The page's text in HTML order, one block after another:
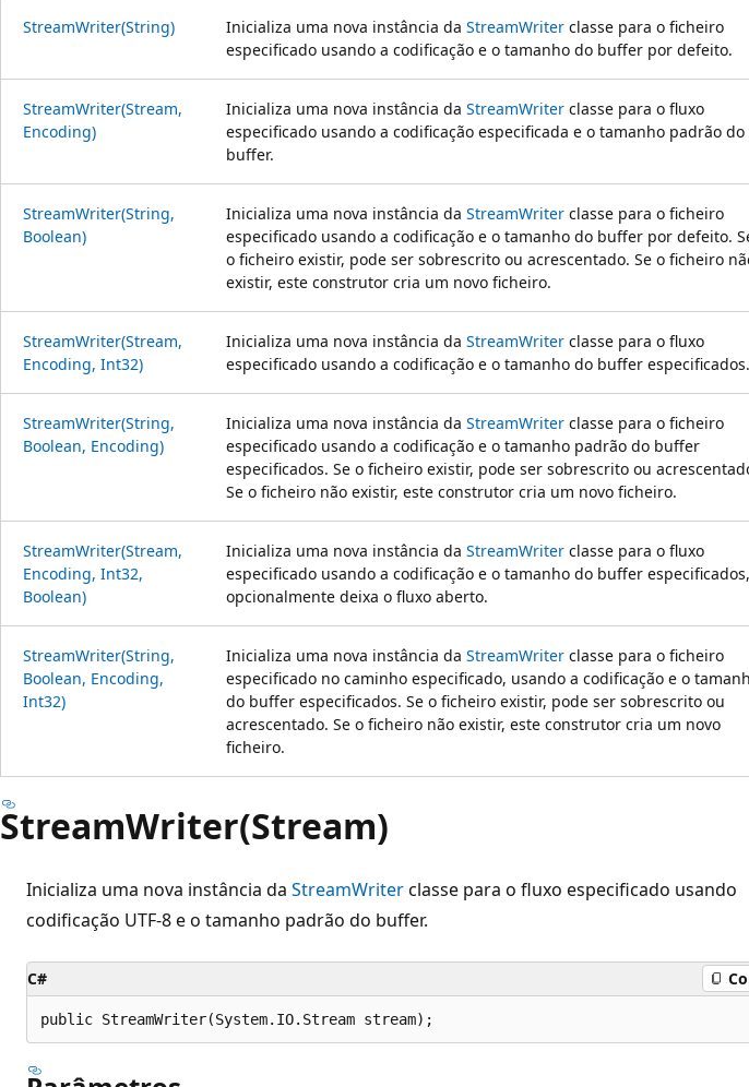
StreamWriter(String) Inicializa uma nova instância da StreamWriter classe para o ficheiro
especificado usando a codificação e o tamanho do buffer por defeito.
StreamWriter(Stream,
Encoding)
Inicializa uma nova instância da StreamWriter classe para o fluxo
especificado usando a codificação especificada e o tamanho padrão do
buffer.
StreamWriter(String,
Boolean)
Inicializa uma nova instância da StreamWriter classe para o ficheiro
especificado usando a codificação e o tamanho do buffer por defeito.
o ficheiro existir, pode ser sobrescrito ou acrescentado. Se o ficheiro
existir, este construtor cria um novo ficheiro.
StreamWriter(Stream,
Encoding, Int32)
Inicializa uma nova instância da StreamWriter classe para o fluxo
especificado usando a codificação e o tamanho do buffer especificados.
StreamWriter(String,
Boolean, Encoding)
Inicializa uma nova instância da StreamWriter classe para o ficheiro
especificado usando a codificação e o tamanho padrão do buffer
especificados. Se o ficheiro existir, pode ser sobrescrito ou
Se o ficheiro não existir, este construtor cria um novo ficheiro.
StreamWriter(Stream,
Encoding, Int32,
Boolean)
Inicializa uma nova instância da StreamWriter classe para o fluxo
especificado usando a codificação e o tamanho do buffer
opcionalmente deixa o fluxo aberto.
StreamWriter(String,
Boolean, Encoding,
Int32)
Inicializa uma nova instância da StreamWriter classe para o ficheiro
especificado no caminho especificado, usando a codificação e o
do buffer especificados. Se o ficheiro existir, pode ser sobrescrito ou
acrescentado. Se o ficheiro não existir, este construtor cria um novo
ficheiro.
StreamWriter(Stream)
Inicializa uma nova instância da StreamWriterclasse para o fluxo especificado usando
codificação UTF-8 e o tamanho padrão do buffer.
C#
public StreamWriter(System.IO.Stream stream);